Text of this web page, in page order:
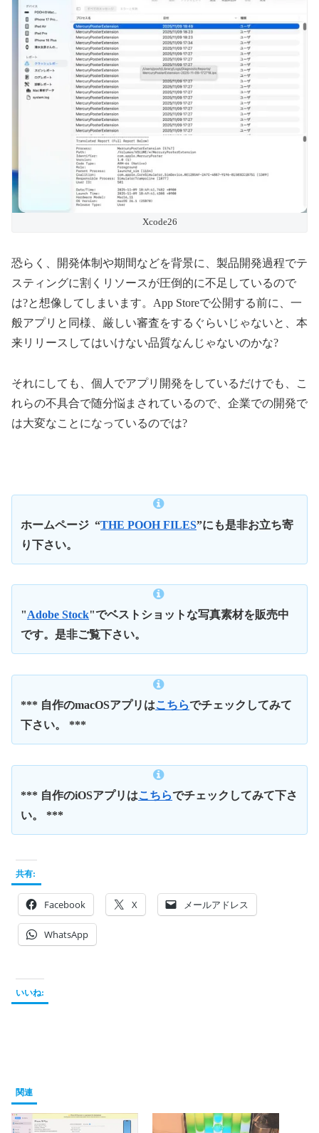
Xcode26
恐らく、開発体制や期間などを背景に、製品開発過程でテ
スティングに割くリソースが圧倒的に不足しているので
は?と想像してしまいます。App Storeで公開する前に、一
般アプリと同様、厳しい審査をするぐらいじゃないと、本
来リリースしてはいけない品質なんじゃないのかな?
それにしても、個人でアプリ開発をしているだけでも、こ
れらの不具合で随分悩まされているので、企業での開発で
は大変なことになっているのでは?
ホームページ “THE POOH FILES”にも是非お立ち寄
り下さい。
"Adobe Stock"でベストショットな写真素材を販売中
です。是非ご覧下さい。
*** 自作のmacOSアプリはこちらでチェックしてみて
下さい。 ***
*** 自作のiOSアプリはこちらでチェックしてみて下さ
い。 ***
共有:
Facebook X メールアドレス
WhatsApp
いいね:
関連